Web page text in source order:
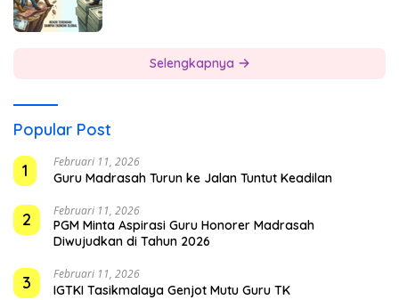
Selengkapnya
Popular Post
1
Februari 11, 2026
Guru Madrasah Turun ke Jalan Tuntut Keadilan
2 Februari 11, 2026
PGM Minta Aspirasi Guru Honorer Madrasah
Diwujudkan di Tahun 2026
3 Februari 11, 2026
IGTKI Tasikmalaya Genjot Mutu Guru TK